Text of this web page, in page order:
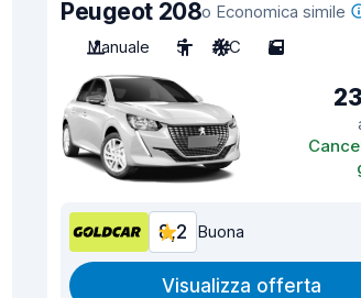
Peugeot 208o Economica simile
Manuale
5 A/C 5
8,2 Buona
Visualizza offerta